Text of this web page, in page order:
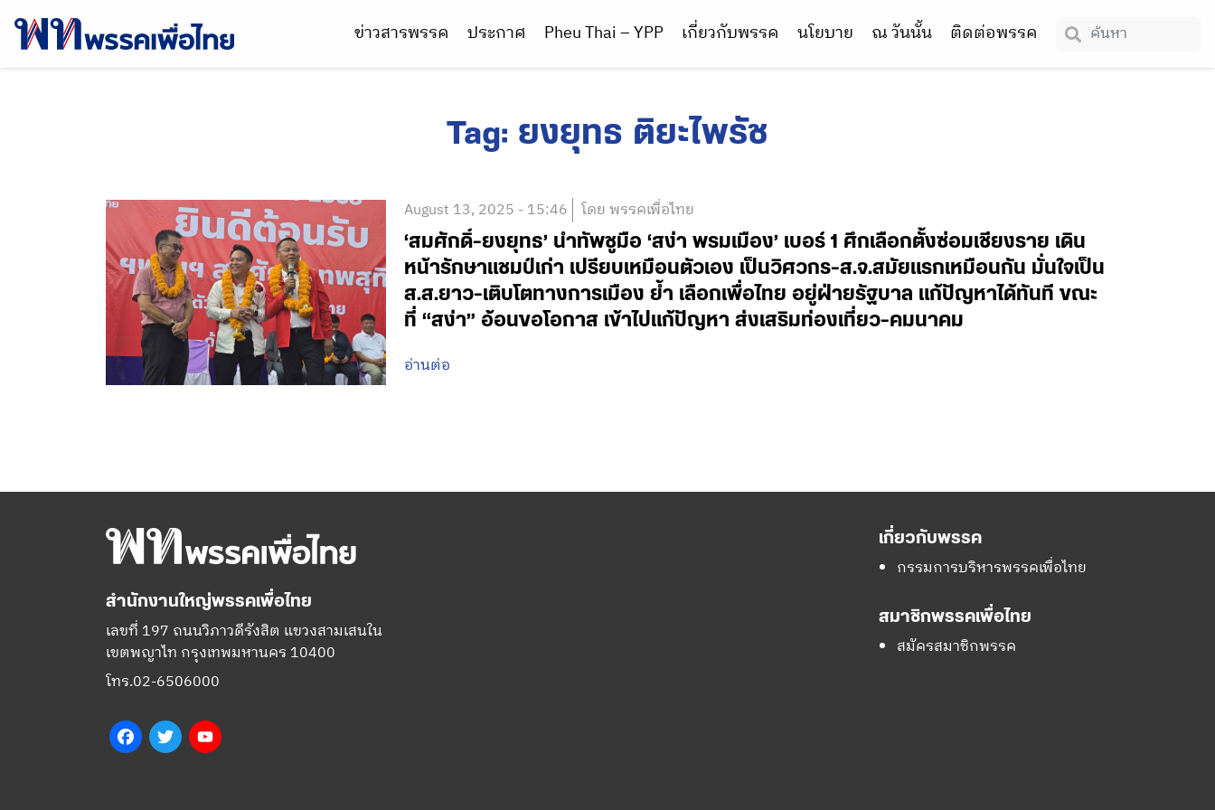
ข่าวสารพรรค ประกาศ Pheu Thai – YPP เกี่ยวกับพรรค นโยบาย ณ วันนั้น ติดต่อพรรค
Tag: ยงยุทธ ติยะไพรัช
August 13, 2025 - 15:46 โดย พรรคเพื่อไทย
‘สมศักดิ์-ยงยุทธ’ นำทัพชูมือ ‘สง่า พรมเมือง’ เบอร์ 1 ศึกเลือกตั้งซ่อมเชียงราย เดิน
หน้ารักษาแชมป์เก่า เปรียบเหมือนตัวเอง เป็นวิศวกร-ส.จ.สมัยแรกเหมือนกัน มั่นใจเป็น
ส.ส.ยาว-เติบโตทางการเมือง ย้ำ เลือกเพื่อไทย อยู่ฝ่ายรัฐบาล แก้ปัญหาได้ทันที ขณะ
ที่ “สง่า” อ้อนขอโอกาส เข้าไปแก้ปัญหา ส่งเสริมท่องเที่ยว-คมนาคม
อ่านต่อ
สำนักงานใหญ่พรรคเพื่อไทย
เลขที่ 197 ถนนวิภาวดีรังสิต แขวงสามเสนใน
เขตพญาไท กรุงเทพมหานคร 10400
โทร.02-6506000
FacebookTwitter
เกี่ยวกับพรรค
กรรมการบริหารพรรคเพื่อไทย
สมาชิกพรรคเพื่อไทย
สมัครสมาชิกพรรค